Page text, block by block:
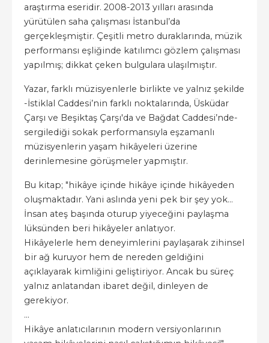
araştırma eseridir. 2008-2013 yılları arasında
yürütülen saha çalışması İstanbul’da
gerçekleşmiştir. Çeşitli metro duraklarında, müzik
performansı eşliğinde katılımcı gözlem çalışması
yapılmış; dikkat çeken bulgulara ulaşılmıştır.
Yazar, farklı müzisyenlerle birlikte ve yalnız şekilde
-İstiklal Caddesi’nin farklı noktalarında, Üsküdar
Çarşı ve Beşiktaş Çarşı'da ve Bağdat Caddesi’nde-
sergilediği sokak performansıyla eşzamanlı
müzisyenlerin yaşam hikâyeleri üzerine
derinlemesine görüşmeler yapmıştır.
Bu kitap; "hikâye içinde hikâye içinde hikâyeden
oluşmaktadır. Yani aslında yeni pek bir şey yok…
İnsan ateş başında oturup yiyeceğini paylaşma
lüksünden beri hikâyeler anlatıyor.
Hikâyelerle hem deneyimlerini paylaşarak zihinsel
bir ağ kuruyor hem de nereden geldiğini
açıklayarak kimliğini geliştiriyor. Ancak bu süreç
yalnız anlatandan ibaret değil, dinleyen de
gerekiyor.
...
Hikâye anlatıcılarının modern versiyonlarının